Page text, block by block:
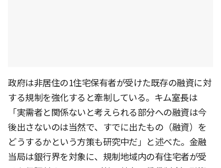
政府は非居住の1住宅保有者が受けた既存の融資に対
する規制を強化すると牽制している。キム室長は
「実需者と関係ないと考えられる部分への融資は今
後出さないのは当然で、すでに出たもの（融資）を
どうするかという方策も研究中だ」と述べた。金融
当局は銀行界を対象に、規制地域内の有住宅者が受